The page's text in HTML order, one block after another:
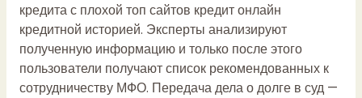
кредита с плохой топ сайтов кредит онлайн
кредитной историей. Эксперты анализируют
полученную информацию и только после этого
пользователи получают список рекомендованных к
сотрудничеству МФО. Передача дела о долге в суд —